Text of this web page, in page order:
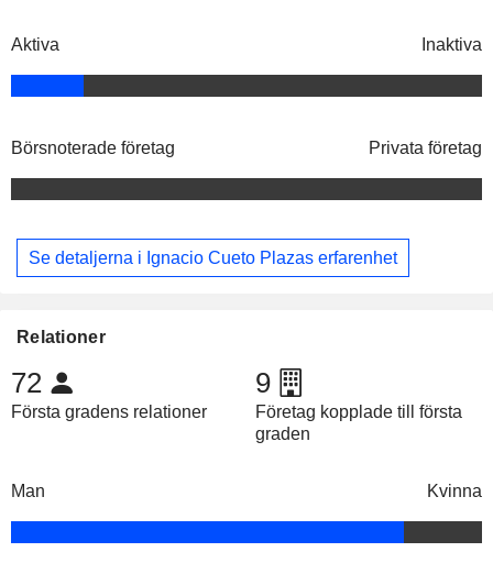
Aktiva Inaktiva
Börsnoterade företag Privata företag
Se detaljerna i Ignacio Cueto Plazas erfarenhet
Relationer
72
Första gradens relationer
9
Företag kopplade till första
graden
Man Kvinna